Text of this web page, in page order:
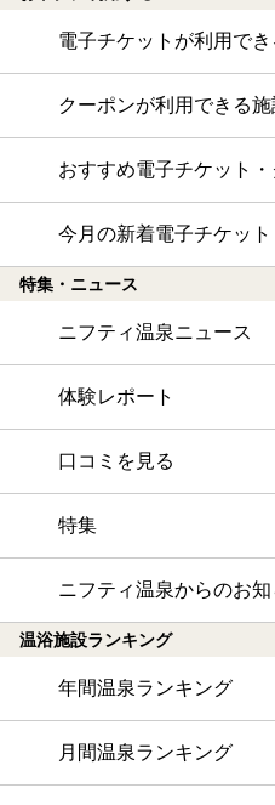
電子チケットが利用で
クーポンが利用できる
おすすめ電子チケット
今月の新着電子チケッ
特集・ニュース
ニフティ温泉ニュース
体験レポート
口コミを見る
特集
ニフティ温泉からのお
温浴施設ランキング
年間温泉ランキング
月間温泉ランキング